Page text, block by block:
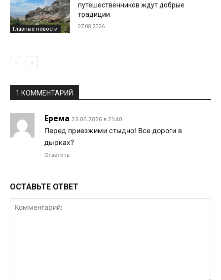
Главные новости
путешественников ждут добрые
традиции
07.08.2026
1 КОММЕНТАРИЙ
Ерема 23.06.2026 в 21:40
Перед приезжими стыдно! Все дороги в
дырках?
Ответить
ОСТАВЬТЕ ОТВЕТ